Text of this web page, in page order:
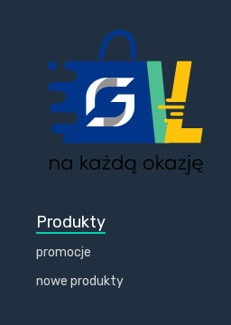
Produkty
promocje
nowe produkty